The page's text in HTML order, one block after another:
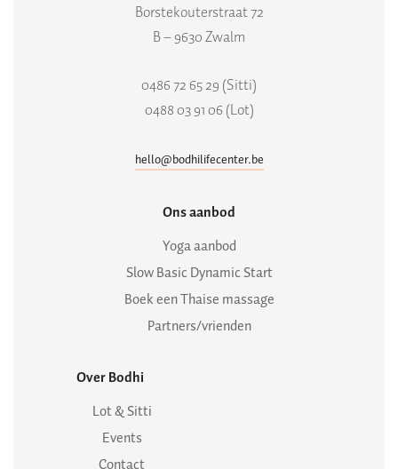
Borstekouterstraat 72
B – 9630 Zwalm
0486 72 65 29 (Sitti)
0488 03 91 06 (Lot)
hello@bodhilifecenter.be
Ons aanbod
Yoga aanbod
Slow Basic Dynamic Start
Boek een Thaise massage
Partners/vrienden
Over Bodhi
Lot & Sitti
Events